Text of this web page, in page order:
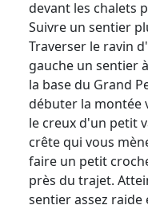
devant les chalets
Suivre un sentier
Traverser le ravin
gauche un sentier
la base du Grand
débuter la montée
le creux d'un petit
crête qui vous
faire un petit
près du trajet.
sentier assez raide